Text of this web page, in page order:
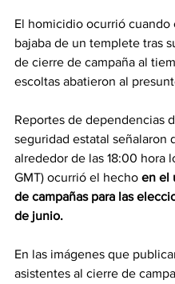
El homicidio ocurrió
bajaba de un templete tras
de cierre de campaña al
escoltas abatieron al
Reportes de dependencias
seguridad estatal señalaron
alrededor de las 18:00 hora
GMT) ocurrió el hecho en el
de campañas para las
de junio.
En las imágenes que
asistentes al cierre de